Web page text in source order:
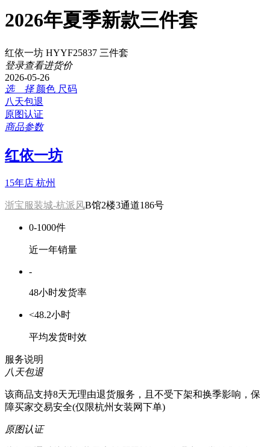
2026年夏季新款三件套
红依一坊 HYYF25837 三件套
登录查看进货价
2026-05-26
选 择 颜色 尺码
八天包退
原图认证
商品参数
红依一坊
15年店 杭州
浙宝服装城-杭派风B馆2楼3通道186号
0-1000件
近一年销量
-
48小时发货率
<48.2小时
平均发货时效
服务说明
八天包退
该商品支持8天无理由退货服务，且不受下架和换季影响，保
障买家交易安全(仅限杭州女装网下单)
原图认证